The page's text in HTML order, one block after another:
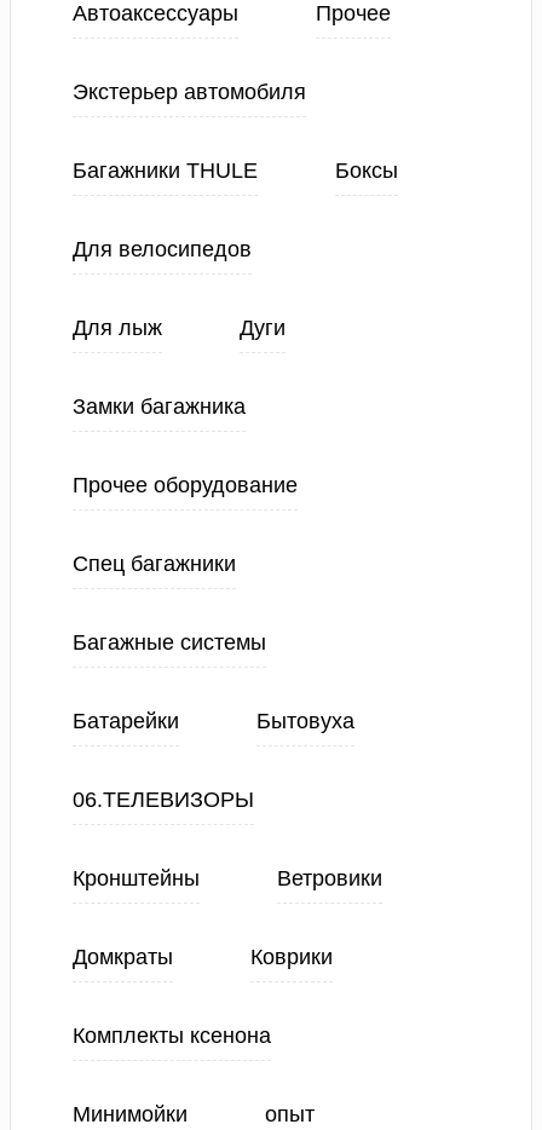
Автоаксессуары Прочее
Экстерьер автомобиля
Багажники THULE Боксы
Для велосипедов
Для лыж Дуги
Замки багажника
Прочее оборудование
Спец багажники
Багажные системы
Батарейки Бытовуха
06.ТЕЛЕВИЗОРЫ
Кронштейны Ветровики
Домкраты Коврики
Комплекты ксенона
Минимойки опыт